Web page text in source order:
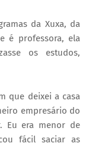
da Xuxa, da
é professora, ela
os estudos,
que deixei a casa
empresário do
Eu era menor de
fácil saciar as